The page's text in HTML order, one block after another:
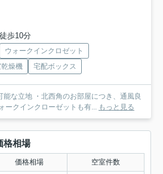
歩10分
ウォークインクロゼット
燥機 宅配ボックス
能な立地 ・北西角のお部屋につき、通風良
ークインクローゼットも有... もっと見る
格相場
価格相場 空室件数